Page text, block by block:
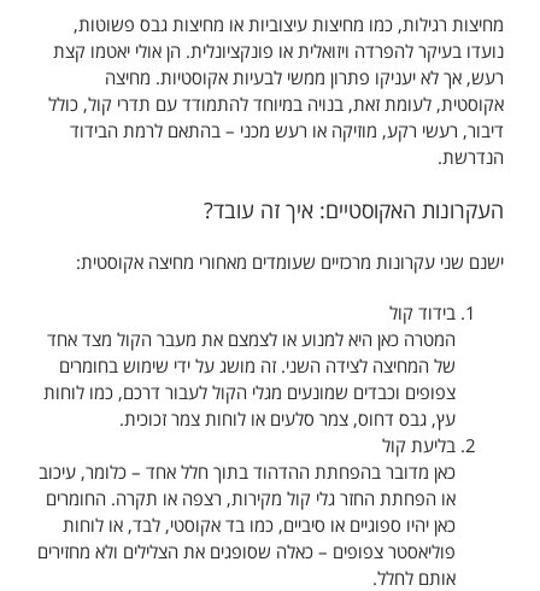
מחיצות רגילות, כמו מחיצות עיצוביות או מחיצות גבס פשוטות,
נועדו בעיקר להפרדה ויזואלית או פונקציונלית. הן אולי יאטמו קצת
רעש, אך לא יעניקו פתרון ממשי לבעיות אקוסטיות. מחיצה
אקוסטית, לעומת זאת, בנויה במיוחד להתמודד עם תדרי קול, כולל
דיבור, רעשי רקע, מוזיקה או רעש מכני – בהתאם לרמת הבידוד
הנדרשת.
העקרונות האקוסטיים: איך זה עובד?
ישנם שני עקרונות מרכזיים שעומדים מאחורי מחיצה אקוסטית:
בידוד קול
המטרה כאן היא למנוע או לצמצם את מעבר הקול מצד אחד
של המחיצה לצידה השני. זה מושג על ידי שימוש בחומרים
צפופים וכבדים שמונעים מגלי הקול לעבור דרכם, כמו לוחות
עץ, גבס דחוס, צמר סלעים או לוחות צמר זכוכית.
בליעת קול
כאן מדובר בהפחתת ההדהוד בתוך חלל אחד – כלומר, עיכוב
או הפחתת החזר גלי קול מקירות, רצפה או תקרה. החומרים
כאן יהיו ספוגיים או סיביים, כמו בד אקוסטי, לבד, או לוחות
פוליאסטר צפופים – כאלה שסופגים את הצלילים ולא מחזירים
אותם לחלל.